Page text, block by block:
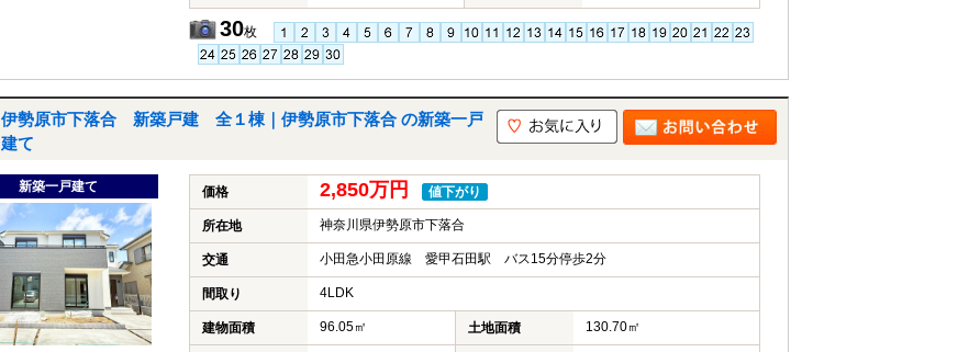
30枚
伊勢原市下落合 新築戸建 全１棟｜伊勢原市下落合 の新築一戸
建て
新築一戸建て 価格 2,850万円 値下がり
所在地 神奈川県伊勢原市下落合
交通 小田急小田原線 愛甲石田駅 バス15分停歩2分
間取り 4LDK
建物面積 96.05㎡ 土地面積 130.70㎡